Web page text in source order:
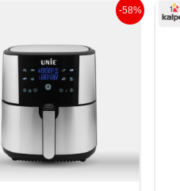
-58%
3.590.000 ₫.
Giá
hiện